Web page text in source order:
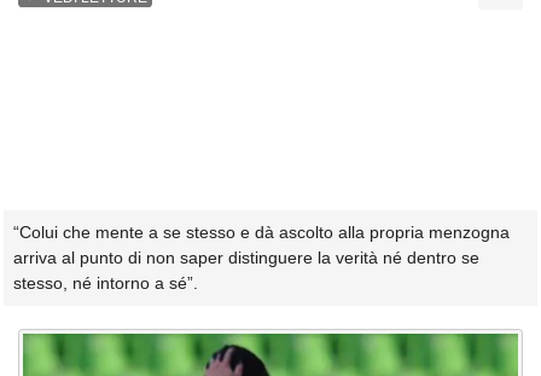
“Colui che mente a se stesso e dà ascolto alla propria menzogna
arriva al punto di non saper distinguere la verità né dentro se
stesso, né intorno a sé”.